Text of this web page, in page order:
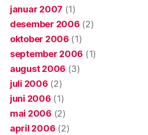
januar 2007 (1)
desember 2006 (2)
oktober 2006 (1)
september 2006 (1)
august 2006 (3)
juli 2006 (2)
juni 2006 (1)
mai 2006 (2)
april 2006 (2)